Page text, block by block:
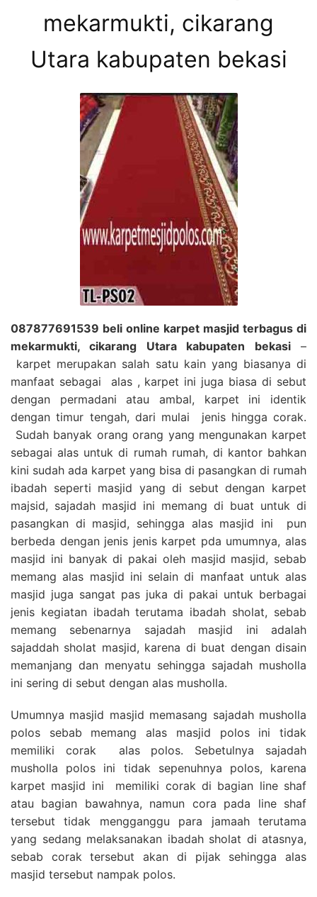
mekarmukti, cikarang
Utara kabupaten bekasi
087877691539 beli online karpet masjid terbagus di
mekarmukti, cikarang Utara kabupaten bekasi–
karpet merupakan salah satu kain yang biasanya di
manfaat sebagai alas , karpet ini juga biasa di sebut
dengan permadani atau ambal, karpet ini identik
dengan timur tengah, dari mulai jenis hingga corak.
Sudah banyak orang orang yang mengunakan karpet
sebagai alas untuk di rumah rumah, di kantor bahkan
kini sudah ada karpet yang bisa di pasangkan di rumah
ibadah seperti masjid yang di sebut dengan karpet
majsid, sajadah masjid ini memang di buat untuk di
pasangkan di masjid, sehingga alas masjid ini pun
berbeda dengan jenis jenis karpet pda umumnya, alas
masjid ini banyak di pakai oleh masjid masjid, sebab
memang alas masjid ini selain di manfaat untuk alas
masjid juga sangat pas juka di pakai untuk berbagai
jenis kegiatan ibadah terutama ibadah sholat, sebab
memang sebenarnya sajadah masjid ini adalah
sajaddah sholat masjid, karena di buat dengan disain
memanjang dan menyatu sehingga sajadah musholla
ini sering di sebut dengan alas musholla.
Umumnya masjid masjid memasang sajadah musholla
polos sebab memang alas masjid polos ini tidak
memiliki corak alas polos. Sebetulnya sajadah
musholla polos ini tidak sepenuhnya polos, karena
karpet masjid ini memiliki corak di bagian line shaf
atau bagian bawahnya, namun cora pada line shaf
tersebut tidak mengganggu para jamaah terutama
yang sedang melaksanakan ibadah sholat di atasnya,
sebab corak tersebut akan di pijak sehingga alas
masjid tersebut nampak polos.